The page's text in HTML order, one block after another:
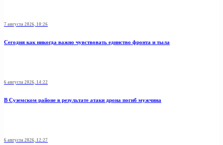
7 августа 2026, 10:26
Сегодня как никогда важно чувствовать единство фронта и тыла
6 августа 2026, 14:22
В Суземском районе в результате атаки дрона погиб мужчина
6 августа 2026, 12:27